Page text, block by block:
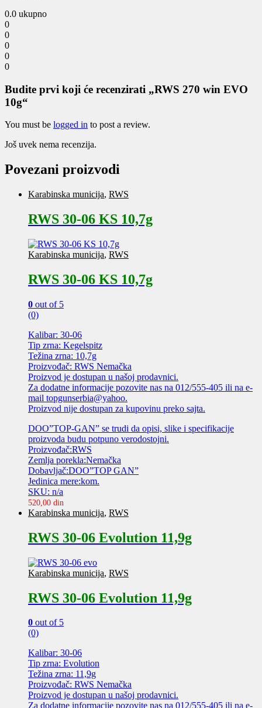
0.0 ukupno
0
0
0
0
0
Budite prvi koji će recenzirati „RWS 270 win EVO
10g“
You must be logged in to post a review.
Još uvek nema recenzija.
Povezani proizvodi
Karabinska municija, RWS
RWS 30-06 KS 10,7g
Karabinska municija, RWS
RWS 30-06 KS 10,7g
0 out of 5
(0)
Kalibar: 30-06
Tip zrna: Kegelspitz
Težina zrna: 10,7g
Proizvođač: RWS Nemačka
Proizvod je dostupan u našoj prodavnici.
Za dodatne informacije pozovite nas na 012/555-405 ili na e-
mail topgunserbia@yahoo.
Proizvod nije dostupan za kupovinu preko sajta.
DOO”TOP-GAN” se trudi da opisi, slike i specifikacije
proizvoda budu potpuno verodostojni.
Proizvođač:RWS
Zemlja porekla:Nemačka
Dobavljač:DOO”TOP GAN”
Jedinica mere:kom.
SKU: n/a
520,00 din
Karabinska municija, RWS
RWS 30-06 Evolution 11,9g
Karabinska municija, RWS
RWS 30-06 Evolution 11,9g
0 out of 5
(0)
Kalibar: 30-06
Tip zrna: Evolution
Težina zrna: 11,9g
Proizvođač: RWS Nemačka
Proizvod je dostupan u našoj prodavnici.
Za dodatne informacije pozovite nas na 012/555-405 ili na e-